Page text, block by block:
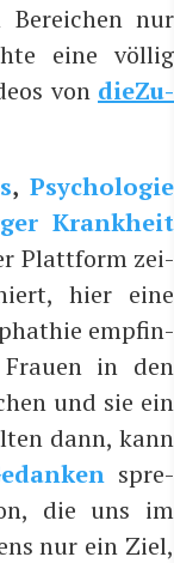
nur
eine völ­lig
von die­Zu­
,Psy­cho­lo­gie
Krank­heit
Platt­form zei­
hier eine
emp­fin­
in den
und sie ein
dann, kann
spre­
die uns im
nur ein Ziel,